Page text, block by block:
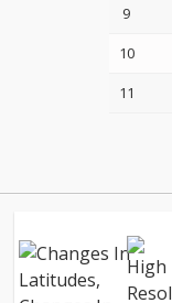
9
10
11